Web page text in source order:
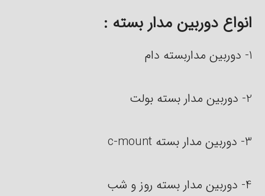
انواع دوربین مدار بسته :
1- دوربین مداربسته دام
2- دوربین مدار بسته بولت
3- دوربین مدار بسته c-mount
4- دوربین مدار بسته روز و شب